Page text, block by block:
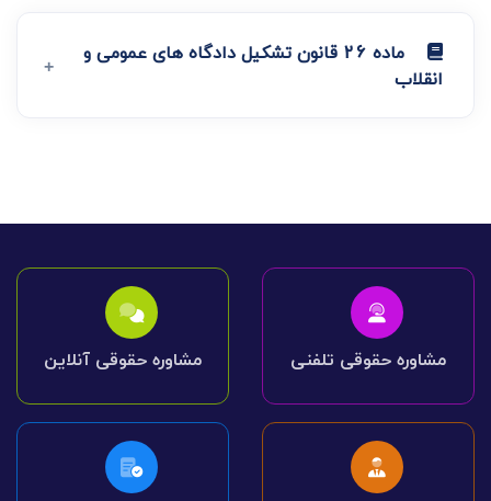
ماده 26 قانون تشکیل دادگاه های عمومی و
انقلاب
مشاوره حقوقی تلفنی مشاوره حقوقی آنلاین